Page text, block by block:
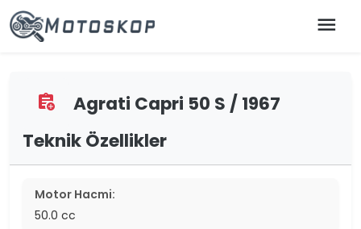
menu
assignment_add
Agrati Capri 50 S / 1967
Teknik Özellikler
Motor Hacmi:
50.0 cc